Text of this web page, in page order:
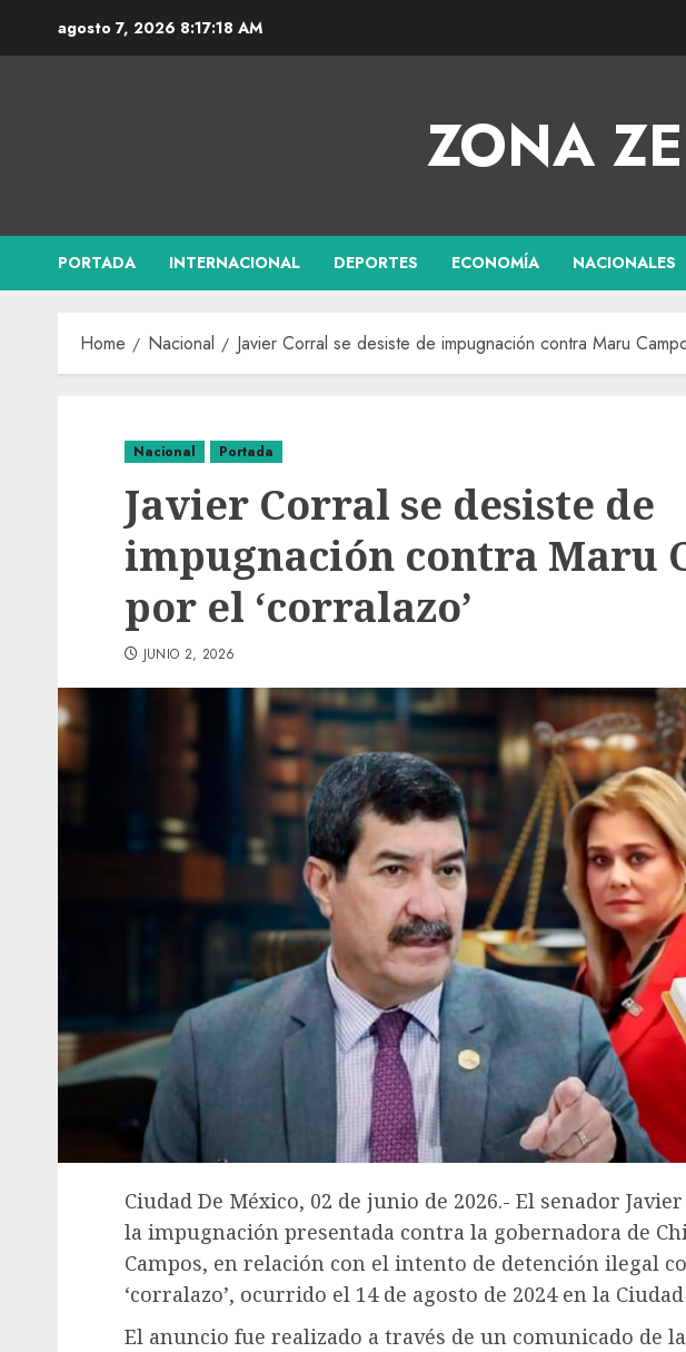
agosto 7, 2026 8:17:18 AM
ZONA
PORTADA INTERNACIONAL DEPORTES ECONOMÍA NACIONALES
Home Nacional Javier Corral se desiste de impugnación contra Maru
Nacional Portada
Javier Corral se desiste de
impugnación contra Maru
por el ‘corralazo’
JUNIO 2, 2026
Ciudad De México, 02 de junio de 2026.- El senador
la impugnación presentada contra la gobernadora de
Campos, en relación con el intento de detención ilegal
‘corralazo’, ocurrido el 14 de agosto de 2024 en la
El anuncio fue realizado a través de un comunicado de